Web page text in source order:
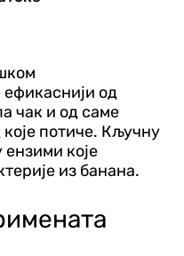
ефикаснији од
чак и од саме
потиче. Кључну
ензими које
из банана.